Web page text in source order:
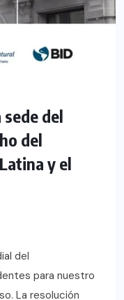
del
del
y el
del
para nuestro
La resolución